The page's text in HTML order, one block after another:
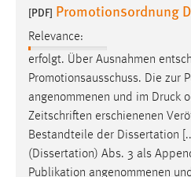
[PDF] Promotionsordnung
Relevance:
erfolgt. Über Ausnahmen
Promotionsausschuss. Die zur
angenommenen und im Druck
Zeitschriften erschienenen
Bestandteile der Dissertation
(Dissertation) Abs. 3 als
Publikation angenommenen